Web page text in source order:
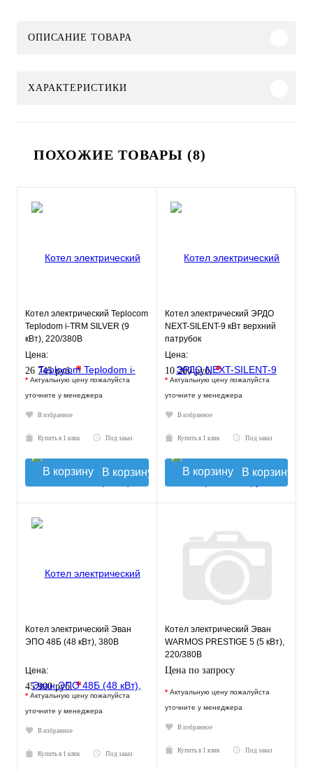
ОПИСАНИЕ ТОВАРА
ХАРАКТЕРИСТИКИ
ПОХОЖИЕ ТОВАРЫ (8)
Котел электрический Teplocom
Teplodom i-TRM SILVER (9
кВт), 220/380В
Цена:
26 745 руб.*
* Актуальную цену пожалуйста
уточните у менеджера
В избранное
Купить в 1 клик Под заказ
В корзину
Котел электрический ЭРДО
NEXT-SILENT-9 кВт верхний
патрубок
Цена:
10 200 руб.*
* Актуальную цену пожалуйста
уточните у менеджера
В избранное
Купить в 1 клик Под заказ
В корзину
Котел электрический Эван
ЭПО 48Б (48 кВт), 380В
Цена:
45 900 руб.*
* Актуальную цену пожалуйста
уточните у менеджера
В избранное
Купить в 1 клик Под заказ
Котел электрический Эван
WARMOS PRESTIGE 5 (5 кВт),
220/380В
Цена по запросу
* Актуальную цену пожалуйста
уточните у менеджера
В избранное
Купить в 1 клик Под заказ